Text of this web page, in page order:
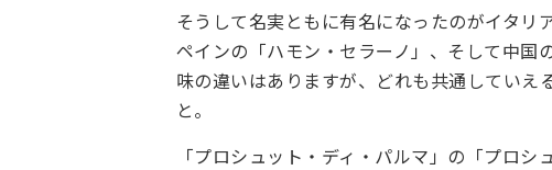
そうして名実ともに有名になったのがイタリ
ペインの「ハモン・セラーノ」、そして中国
味の違いはありますが、どれも共通してい
と。
「プロシュット・ディ・パルマ」の「プロ